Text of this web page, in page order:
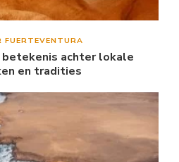
FUERTEVENTURA
betekenis achter lokale
en tradities